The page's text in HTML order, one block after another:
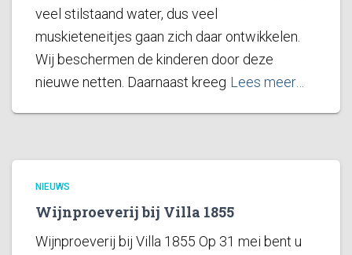
veel stilstaand water, dus veel
muskieteneitjes gaan zich daar ontwikkelen.
Wij beschermen de kinderen door deze
nieuwe netten. Daarnaast kreeg Lees meer…
NIEUWS
Wijnproeverij bij Villa 1855
Wijnproeverij bij Villa 1855 Op 31 mei bent u